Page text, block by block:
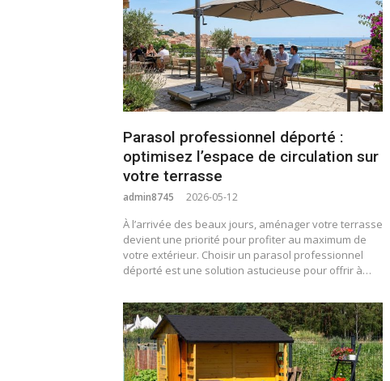
Parasol professionnel déporté :
optimisez l’espace de circulation sur
votre terrasse
admin8745 2026-05-12
À l’arrivée des beaux jours, aménager votre terrasse
devient une priorité pour profiter au maximum de
votre extérieur. Choisir un parasol professionnel
déporté est une solution astucieuse pour offrir à…